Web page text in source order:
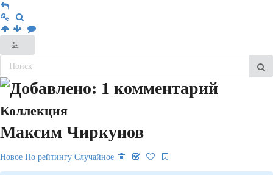
Коллекция
Максим Чиркунов
Новое По рейтингу Случайное